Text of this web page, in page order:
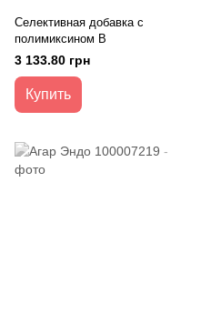
Селективная добавка с
полимиксином В
3 133.80 грн
Купить